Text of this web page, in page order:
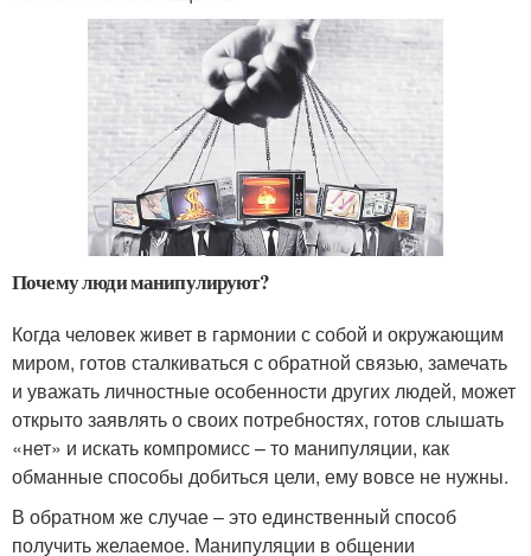
Почему люди манипулируют?
Когда человек живет в гармонии с собой и окружающим
миром, готов сталкиваться с обратной связью, замечать
и уважать личностные особенности других людей, может
открыто заявлять о своих потребностях, готов слышать
«нет» и искать компромисс – то манипуляции, как
обманные способы добиться цели, ему вовсе не нужны.
В обратном же случае – это единственный способ
получить желаемое. Манипуляции в общении